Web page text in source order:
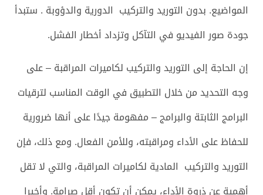
المواضيع. بدون التوريد والتركيب الدورية والدؤوبة . ستبدأ
جودة صور الفيديو في التآكل وتزداد أخطار الفشل.
إن الحاجة إلى التوريد والتركيب لكاميرات المراقبة – على
وجه التحديد من خلال التطبيق في الوقت المناسب لترقيات
البرامج الثابتة والبرامج – مفهومة جيدًا على أنها ضرورية
للحفاظ على الأداء ومراقبته، وللأمن الفعال. ومع ذلك، فإن
التوريد والتركيب المادية لكاميرات المراقبة، والتي لا تقل
أهمية عن ذروة الأداء، يمكن أن تكون أقل صرامة. وأخيرا